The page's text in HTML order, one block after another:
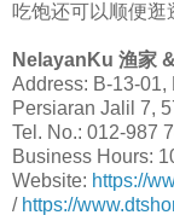
吃饱还可以顺便逛
NelayanKu 渔家
Address: B-13-
Persiaran Jalil 7,
Tel. No.: 012-987
Business Hours:
Website: https://
/ https://